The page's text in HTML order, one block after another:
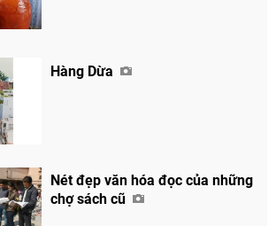
Facebook
Hàng Dừa
Nét đẹp văn hóa đọc của những
chợ sách cũ